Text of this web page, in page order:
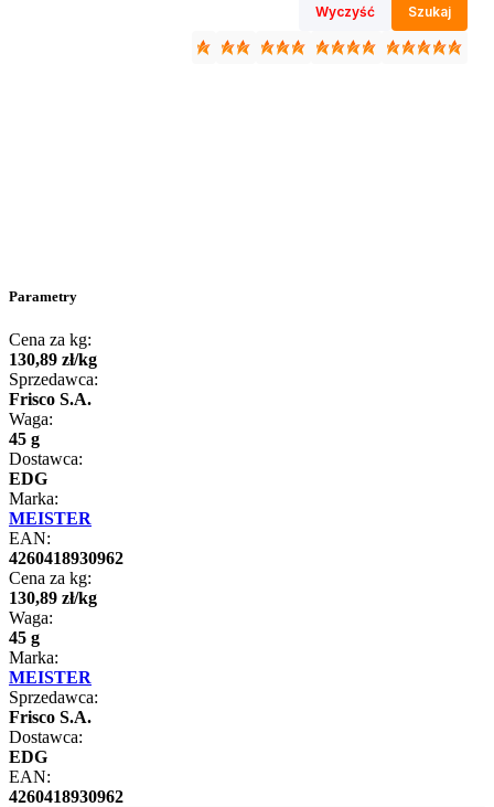
Wyczyść Szukaj
Parametry
Cena za kg:
130,89 zł/kg
Sprzedawca:
Frisco S.A.
Waga:
45 g
Dostawca:
EDG
Marka:
MEISTER
EAN:
4260418930962
Cena za kg:
130,89 zł/kg
Waga:
45 g
Marka:
MEISTER
Sprzedawca:
Frisco S.A.
Dostawca:
EDG
EAN:
4260418930962